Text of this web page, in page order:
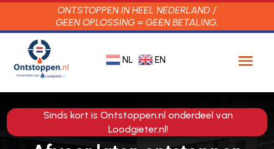
ONTSTOPPEN IN HEEL NEDERLAND /
GEEN OPLOSSING = GEEN BETALING.
NL EN
Sinds kort is Ontstoppen.nl onderdeel van
Loodgieter.nl!